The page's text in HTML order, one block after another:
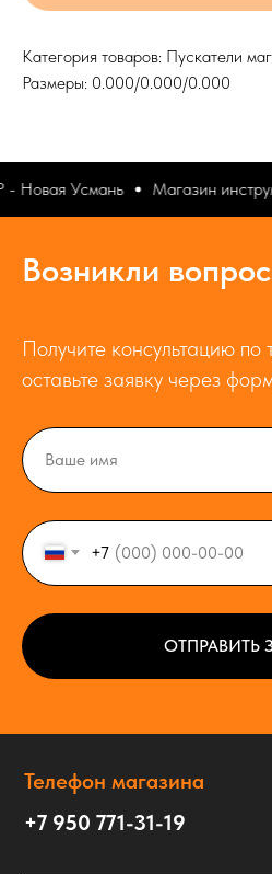
Категория товаров: Пускатели
Размеры: 0.000/0.000/0.000
Новая Усмань Магазин
Возникли
Получите консультацию по
оставьте заявку через
+7
ОТПРАВИТЬ
Телефон магазина
+7 950 771-31-19